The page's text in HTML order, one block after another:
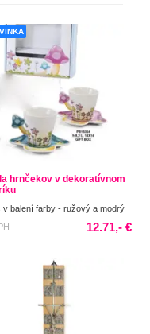
hrnčekov v dekoratívnom
v balení farby - ružový a modrý
12.71,- €